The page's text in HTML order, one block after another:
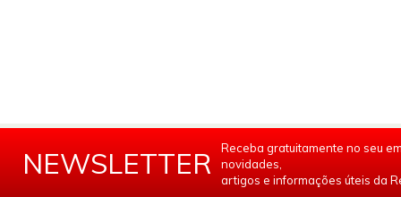
NEWSLETTER
Receba gratuitamente no seu
novidades,
artigos e informações úteis da